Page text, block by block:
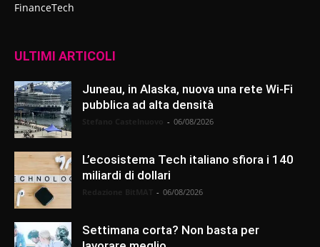
FinanceTech
ULTIMI ARTICOLI
Juneau, in Alaska, nuova una rete Wi-Fi
pubblica ad alta densità
- 06/08/2026
L’ecosistema Tech italiano sfiora i 140
miliardi di dollari
- 06/08/2026
Settimana corta? Non basta per